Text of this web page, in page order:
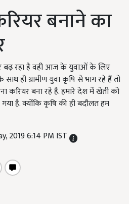
बनाने का
बढ़ रहा है वही आज के युवाओं के लिए
ही ग्रामीण युवा कृषि से भाग रहे हैं तो
करियर बना रहे हैं. हमारे देश में खेती को
गया है. क्योंकि कृषि की ही बदौलत हम
2019 6:14 PM IST